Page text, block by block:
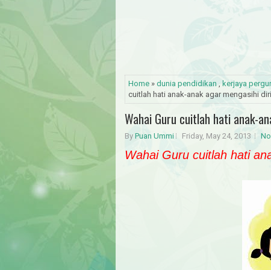
Home » dunia pendidikan kerjaya
cuitlah hati anak-anak agar mengasihi
Wahai Guru cuitlah hati anak-
By Puan Ummi Friday, May 24, 2013
Wahai Guru cuitlah hati